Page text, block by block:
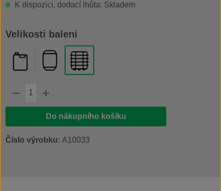
K dispozici, dodací lhůta: Skladem
Vyberte
Velikosti balení
kanystr 20 lplastový sud 200 lIBC kontejner 1000 l
Množství produktu: Zadejte požadované
Do nákupního košíku
Číslo výrobku: A10033